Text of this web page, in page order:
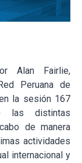
Alan Fairlie,
Peruana de
la sesión 167
las distintas
de manera
actividades
internacional y